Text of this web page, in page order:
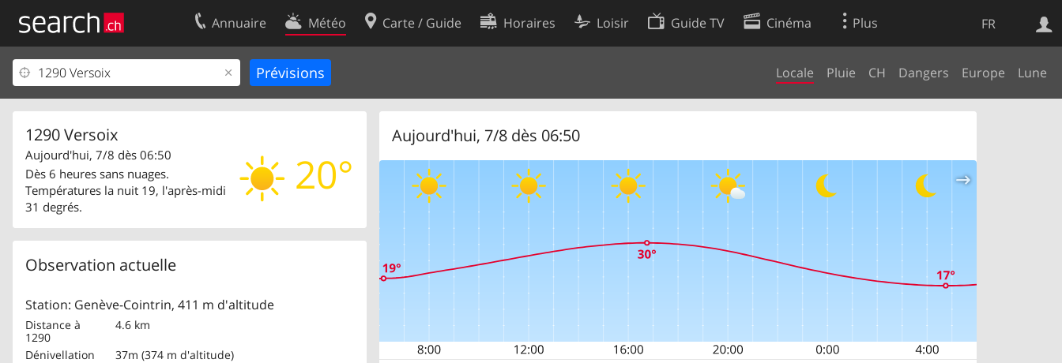
FR
Annuaire Météo Carte / Guide Horaires Loisir Guide TV Cinéma Plus
Locale Pluie CH Dangers Europe Lune
1290 Versoix
20°
Aujourd'hui, 7/8 dès 06:50
Dès 6 heures sans nuages.
Températures la nuit 19, l'après-midi
31 degrés.
Observation actuelle
Station: Genève-Cointrin, 411 m d'altitude
Distance à
1290
4.6 km
Dénivellation
37m (374 m d'altitude)
Aujourd'hui, 7/8 dès 06:50
Web
Votre inscription
Centre clients
Contact
Conditions d’utilisation
Préférences de cookies